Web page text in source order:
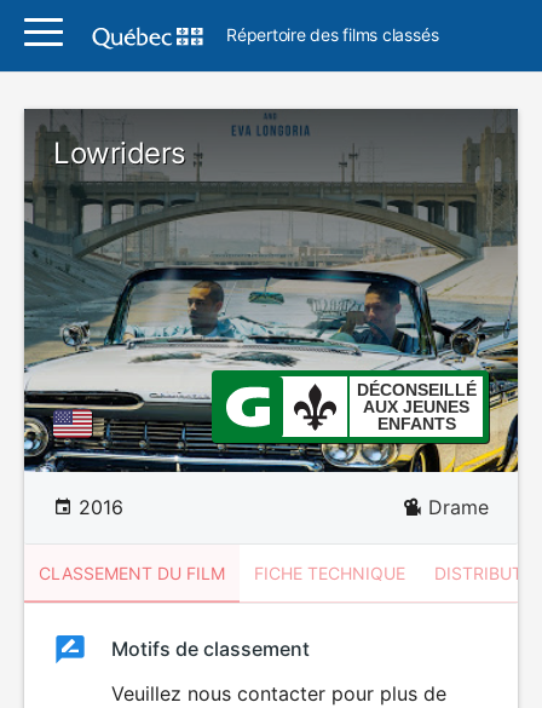
Répertoire des films classés
Lowriders
DÉCONSEILLÉ
AUX JEUNES
ENFANTS
2016 Drame
CLASSEMENT DU FILM FICHE TECHNIQUE
ClassementClassement
DÉCONSEILLÉ
Motifs de classement
Veuillez nous contacter pour plus de